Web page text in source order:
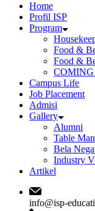
Home
Profil ISP
Program
Food &
Food &
COMING
Campus Life
Job Placement
Admisi
Gallery
Alumni
Table
Bela
Industry
Artikel
info@isp-